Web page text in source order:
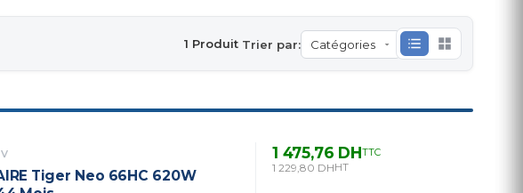
Trier par:
1 Produit
Tiger Neo 66HC 620W
1 475,76 DHTTC
1 229,80 DHHT